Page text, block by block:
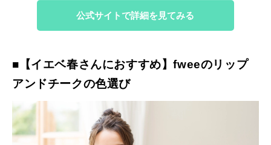
公式サイトで詳細を見てみる
■【イエベ春さんにおすすめ】fweeのリップ
アンドチークの色選び